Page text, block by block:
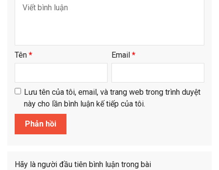
Tên * Email *
Lưu tên của tôi, email, và trang web trong trình duyệt
này cho lần bình luận kế tiếp của tôi.
Hãy là người đầu tiên bình luận trong bài